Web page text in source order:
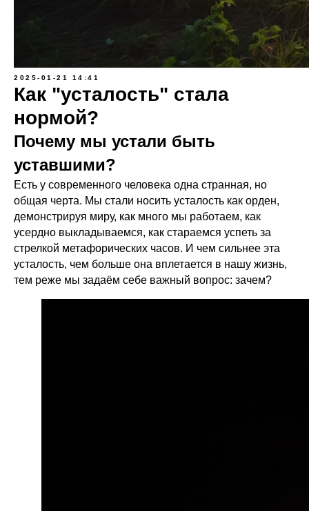
2025-01-21 14:41
Как "усталость" стала
нормой?
Почему мы устали быть
уставшими?
Есть у современного человека одна странная, но
общая черта. Мы стали носить усталость как орден,
демонстрируя миру, как много мы работаем, как
усердно выкладываемся, как стараемся успеть за
стрелкой метафорических часов. И чем сильнее эта
усталость, чем больше она вплетается в нашу жизнь,
тем реже мы задаём себе важный вопрос: зачем?